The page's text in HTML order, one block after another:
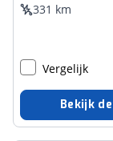
331 km
Vergelijk
Bekijk